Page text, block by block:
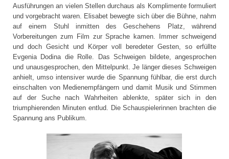
Ausführungen an vielen Stellen durchaus als Komplimente formuliert
und vorgebracht waren. Elisabet bewegte sich über die Bühne, nahm
auf einem Stuhl inmitten des Geschehens Platz, während
Vorbereitungen zum Film zur Sprache kamen. Immer schweigend
und doch Gesicht und Körper voll beredeter Gesten, so erfüllte
Evgenia Dodina die Rolle. Das Schweigen bildete, angesprochen
und unausgesprochen, den Mittelpunkt. Je länger dieses Schweigen
anhielt, umso intensiver wurde die Spannung fühlbar, die erst durch
einschalten von Medienempfängern und damit Musik und Stimmen
auf der Suche nach Wahrheiten ablenkte, später sich in den
triumphierenden Minuten entlud. Die Schauspielerinnen brachten die
Spannung ans Publikum.